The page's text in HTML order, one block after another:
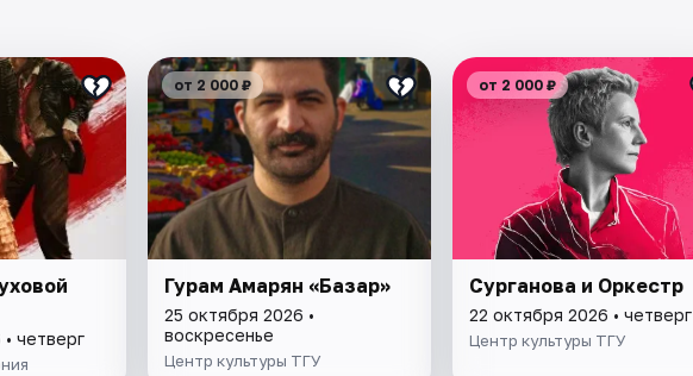
четверг
от 2 000 ₽
Гурам Амарян «Базар»
25 октября 2026 •
воскресенье
Центр культуры ТГУ
от 2 000 ₽
Сурганова и Оркестр
22 октября 2026 • четверг
Центр культуры ТГУ